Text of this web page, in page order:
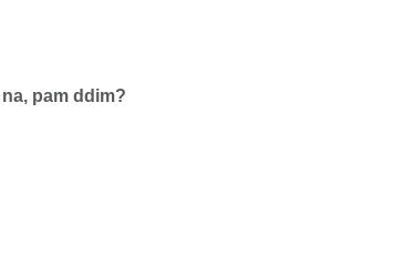
pam ddim?